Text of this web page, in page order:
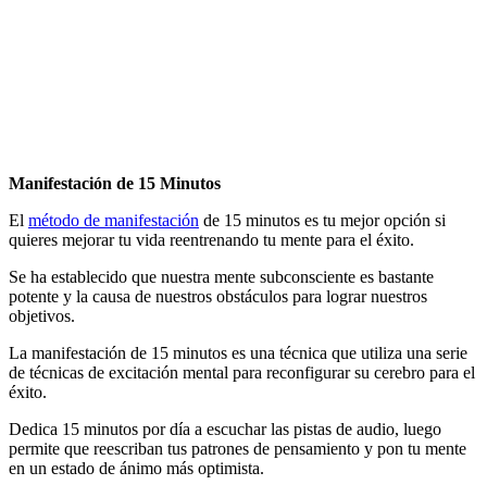
Manifestación de 15 Minutos
El método de manifestación de 15 minutos es tu mejor opción si
quieres mejorar tu vida reentrenando tu mente para el éxito.
Se ha establecido que nuestra mente subconsciente es bastante
potente y la causa de nuestros obstáculos para lograr nuestros
objetivos.
La manifestación de 15 minutos es una técnica que utiliza una serie
de técnicas de excitación mental para reconfigurar su cerebro para el
éxito.
Dedica 15 minutos por día a escuchar las pistas de audio, luego
permite que reescriban tus patrones de pensamiento y pon tu mente
en un estado de ánimo más optimista.